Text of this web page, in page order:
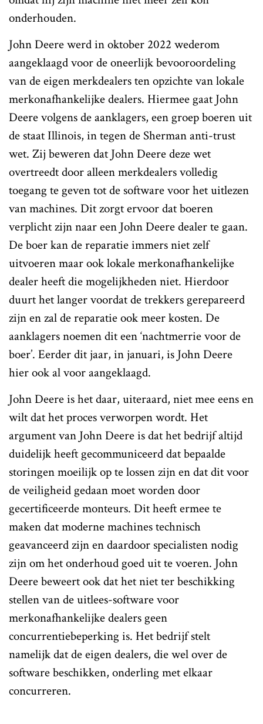
onderhouden.
John Deere werd in oktober 2022 wederom
aangeklaagd voor de oneerlijk bevooroordeling
van de eigen merkdealers ten opzichte van lokale
merkonafhankelijke dealers. Hiermee gaat John
Deere volgens de aanklagers, een groep boeren uit
de staat Illinois, in tegen de Sherman anti-trust
wet. Zij beweren dat John Deere deze wet
overtreedt door alleen merkdealers volledig
toegang te geven tot de software voor het uitlezen
van machines. Dit zorgt ervoor dat boeren
verplicht zijn naar een John Deere dealer te gaan.
De boer kan de reparatie immers niet zelf
uitvoeren maar ook lokale merkonafhankelijke
dealer heeft die mogelijkheden niet. Hierdoor
duurt het langer voordat de trekkers gerepareerd
zijn en zal de reparatie ook meer kosten. De
aanklagers noemen dit een ‘nachtmerrie voor de
boer’. Eerder dit jaar, in januari, is John Deere
hier ook al voor aangeklaagd.
John Deere is het daar, uiteraard, niet mee eens en
wilt dat het proces verworpen wordt. Het
argument van John Deere is dat het bedrijf altijd
duidelijk heeft gecommuniceerd dat bepaalde
storingen moeilijk op te lossen zijn en dat dit voor
de veiligheid gedaan moet worden door
gecertificeerde monteurs. Dit heeft ermee te
maken dat moderne machines technisch
geavanceerd zijn en daardoor specialisten nodig
zijn om het onderhoud goed uit te voeren. John
Deere beweert ook dat het niet ter beschikking
stellen van de uitlees-software voor
merkonafhankelijke dealers geen
concurrentiebeperking is. Het bedrijf stelt
namelijk dat de eigen dealers, die wel over de
software beschikken, onderling met elkaar
concurreren.